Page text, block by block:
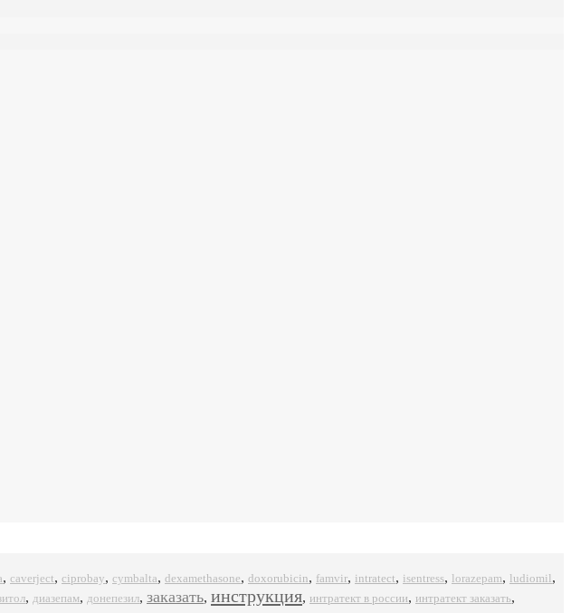
, caverject, ciprobay, cymbalta, dexamethasone, doxorubicin, famvir, intratect, isentress, lorazepam, ludiomil,
, диазепам, донепезил, заказать, инструкция, интратект в россии, интратект заказать,